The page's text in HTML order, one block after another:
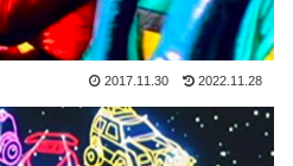
2017.11.30 2022.11.28